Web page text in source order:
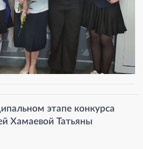
этапе конкурса
Хамаевой Татьяны